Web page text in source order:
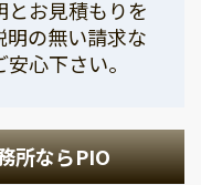
とお見積もりを
明の無い請求な
心下さい。
所ならPIO